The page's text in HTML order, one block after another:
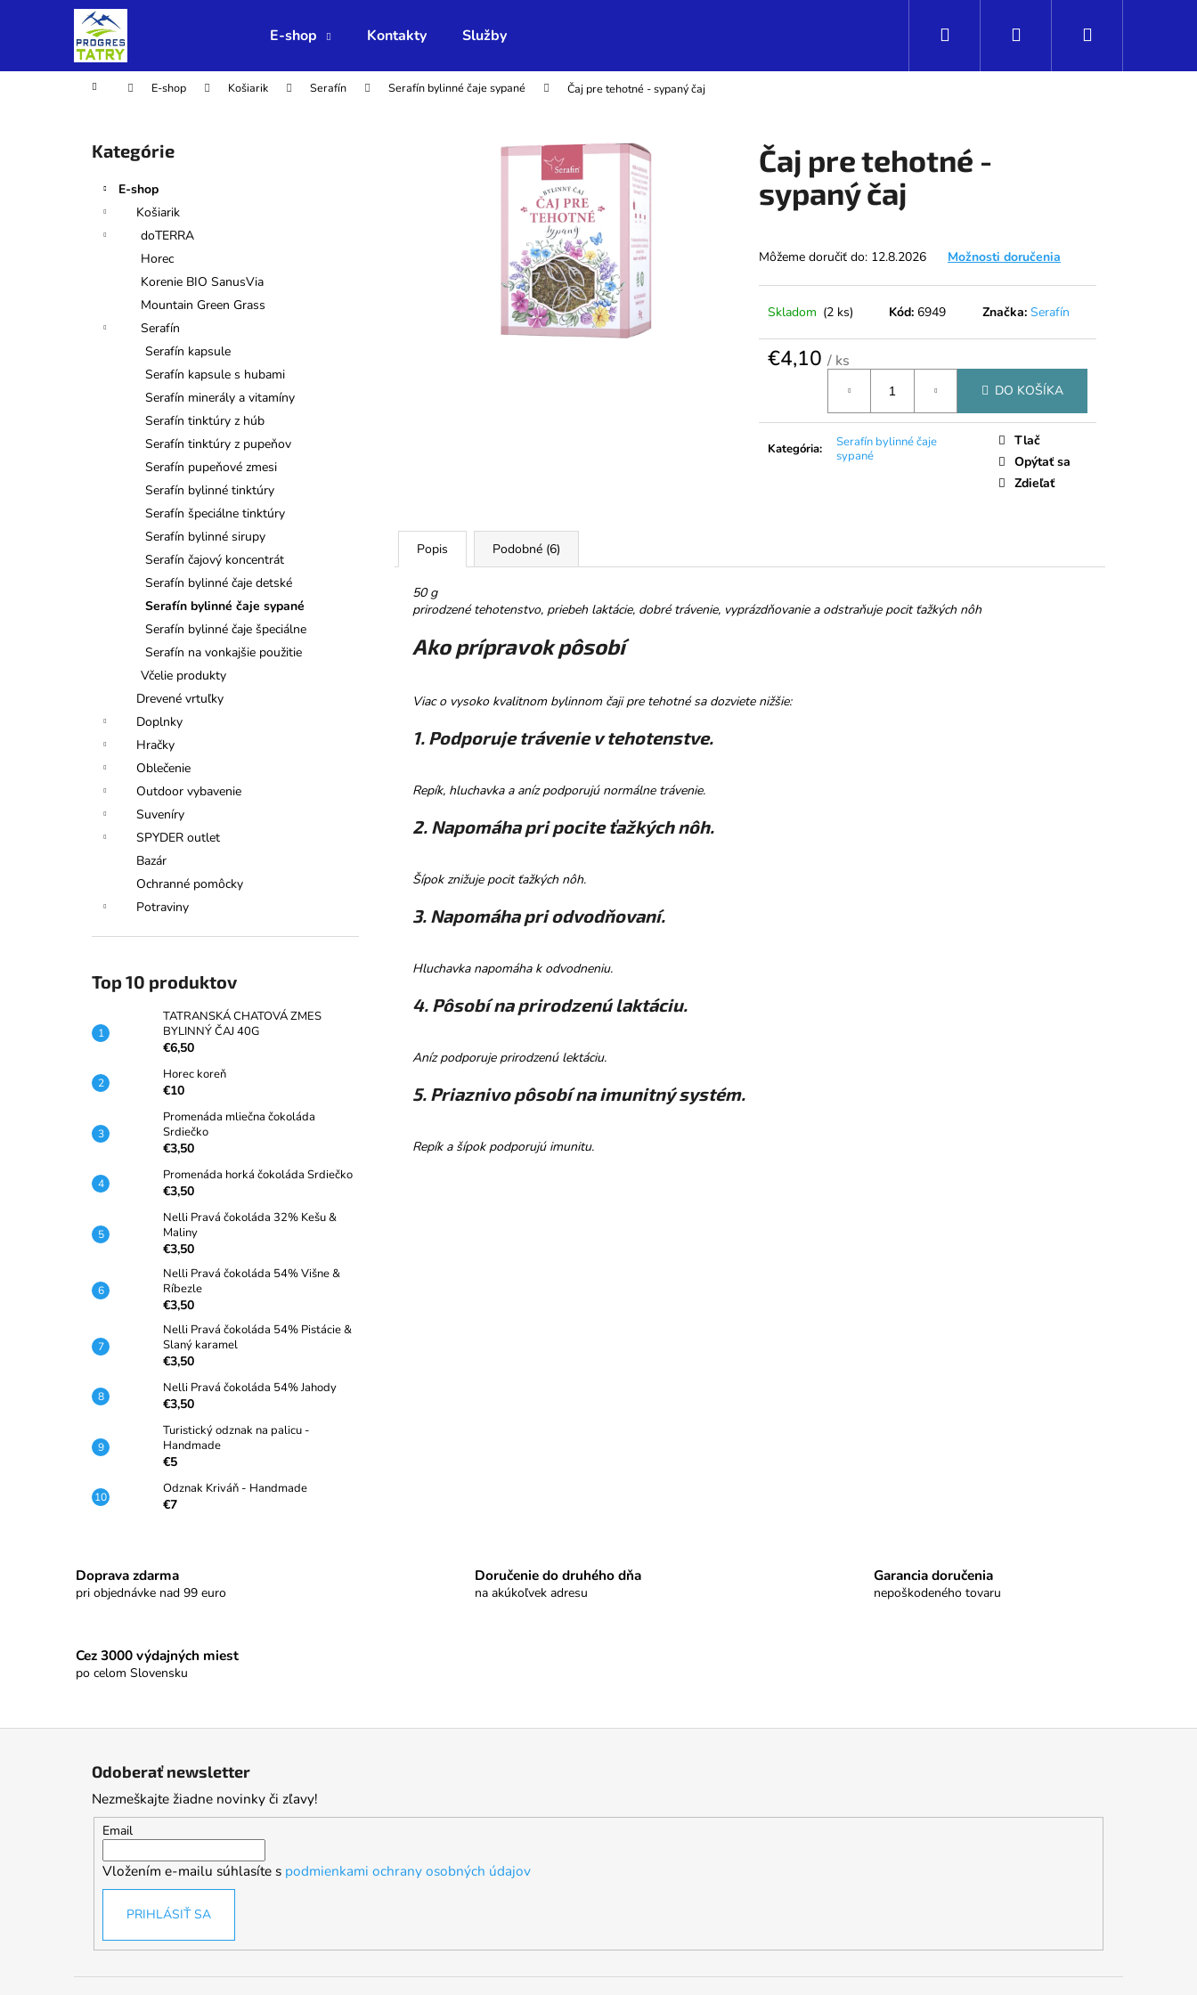
E-shop Kontakty Služby Prihlásenie
Domov E-shop Košiarik Serafín Serafín bylinné čaje sypané Čaj pre tehotné - sypaný čaj
Preskočiť
kategórie
Kategórie
E-shop
Košiarik
doTERRA
Horec
Korenie BIO SanusVia
Mountain Green Grass
Serafín
Serafín kapsule
Serafín kapsule s hubami
Serafín minerály a vitamíny
Serafín tinktúry z húb
Serafín tinktúry z pupeňov
Serafín pupeňové zmesi
Serafín bylinné tinktúry
Serafín špeciálne tinktúry
Serafín bylinné sirupy
Serafín čajový koncentrát
Serafín bylinné čaje detské
Serafín bylinné čaje sypané
Serafín bylinné čaje špeciálne
Serafín na vonkajšie použitie
Včelie produkty
Drevené vrtuľky
Doplnky
Hračky
Oblečenie
Outdoor vybavenie
Suveníry
SPYDER outlet
Bazár
Ochranné pomôcky
Potraviny
Top 10 produktov
TATRANSKÁ CHATOVÁ ZMES
BYLINNÝ ČAJ 40G
€6,50
Horec koreň
€10
Promenáda mliečna čokoláda
Srdiečko
€3,50
Promenáda horká čokoláda Srdiečko
€3,50
Nelli Pravá čokoláda 32% Kešu &
Maliny
€3,50
Nelli Pravá čokoláda 54% Višne &
Ríbezle
€3,50
Nelli Pravá čokoláda 54% Pistácie &
Slaný karamel
€3,50
Nelli Pravá čokoláda 54% Jahody
€3,50
Turistický odznak na palicu -
Handmade
€5
Odznak Kriváň - Handmade
€7
Čaj pre tehotné -
sypaný čaj
Môžeme doručiť do: 12.8.2026 Možnosti doručenia
Skladom (2 ks) Kód: 6949 Značka: Serafín
€4,10 / ks
DO KOŠÍKA
Kategória:
Serafín bylinné čaje
sypané
Tlač
Opýtať sa
Zdieľať
Popis Podobné (6)
50 g
prirodzené tehotenstvo, priebeh laktácie, dobré trávenie, vyprázdňovanie a odstraňuje pocit ťažkých nôh
Ako prípravok pôsobí
Viac o vysoko kvalitnom bylinnom čaji pre tehotné sa dozviete nižšie:
1. Podporuje trávenie v tehotenstve.
Repík, hluchavka a aníz podporujú normálne trávenie.
2. Napomáha pri pocite ťažkých nôh.
Šípok znižuje pocit ťažkých nôh.
3. Napomáha pri odvodňovaní.
Hluchavka napomáha k odvodneniu.
4. Pôsobí na prirodzenú laktáciu.
Aníz podporuje prirodzenú lektáciu.
5. Priaznivo pôsobí na imunitný systém.
Repík a šípok podporujú imunitu.
í
Späť
do
Späť
do
Čo potrebujete nájsť?
HĽADAŤ
Odporúčame
TATRANSKÁ CHATOVÁ ZMES
BYLINNÝ ČAJ 40G
SRDIEČKO
Doprava zdarma
pri objednávke nad 99 euro
Doručenie do druhého dňa
na akúkoľvek adresu
Garancia doručenia
nepoškodeného tovaru
Cez 3000 výdajných miest
po celom Slovensku
Odoberať newsletter
Nezmeškajte žiadne novinky či zľavy!
Email
Vložením e-mailu súhlasíte s podmienkami ochrany osobných údajov
PRIHLÁSIŤ SA